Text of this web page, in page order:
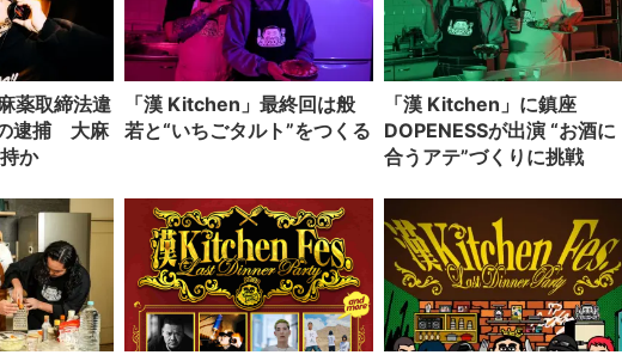
薬取締法違
逮捕 大麻
か
「漢 Kitchen」最終回は般
若と“いちごタルト”をつくる
「漢 Kitchen」に鎮座
DOPENESSが出演 “お酒に
合うアテ”づくりに挑戦